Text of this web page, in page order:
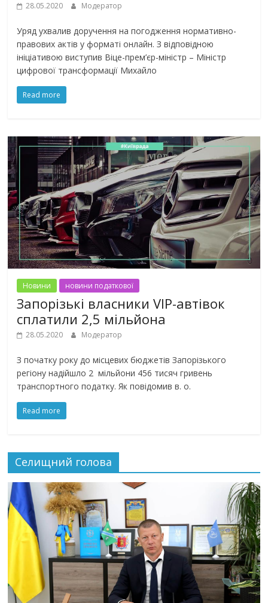
28.05.2020 Модератор
Уряд ухвалив доручення на погодження нормативно-
правових актів у форматі онлайн. З відповідною
ініціативою виступив Віце-прем’єр-міністр – Міністр
цифрової трансформації Михайло
Read more
Новини новини податкової
Запорізькі власники VIP-автівок
сплатили 2,5 мільйона
28.05.2020 Модератор
З початку року до місцевих бюджетів Запорізького
регіону надійшло 2 мільйони 456 тисяч гривень
транспортного податку. Як повідомив в. о.
Read more
Селищний голова